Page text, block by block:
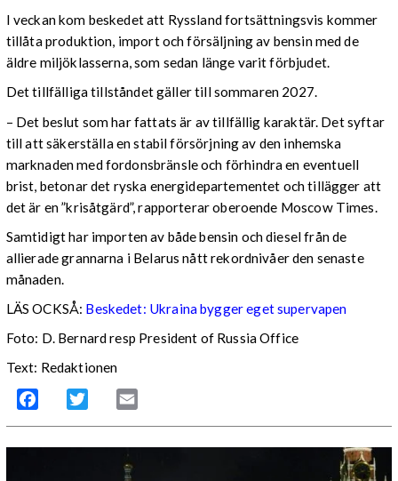
I veckan kom beskedet att Ryssland fortsättningsvis kommer
tillåta produktion, import och försäljning av bensin med de
äldre miljöklasserna, som sedan länge varit förbjudet.
Det tillfälliga tillståndet gäller till sommaren 2027.
– Det beslut som har fattats är av tillfällig karaktär. Det syftar
till att säkerställa en stabil försörjning av den inhemska
marknaden med fordonsbränsle och förhindra en eventuell
brist, betonar det ryska energidepartementet och tillägger att
det är en ”krisåtgärd”, rapporterar oberoende Moscow Times.
Samtidigt har importen av både bensin och diesel från de
allierade grannarna i Belarus nått rekordnivåer den senaste
månaden.
LÄS OCKSÅ: Beskedet: Ukraina bygger eget supervapen
Foto: D. Bernard resp President of Russia Office
Text: Redaktionen
Facebook Twitter